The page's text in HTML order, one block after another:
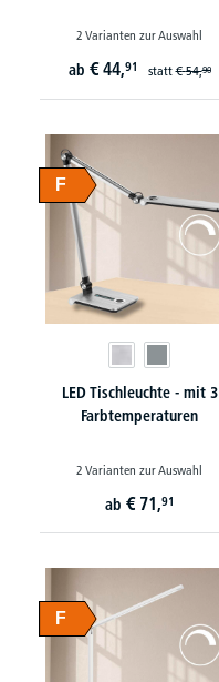
2 Varianten zur Auswahl
ab € 44,91 statt€ 54,90
F
LED Tischleuchte - mit 3
Farbtemperaturen
2 Varianten zur Auswahl
ab € 71,91
F